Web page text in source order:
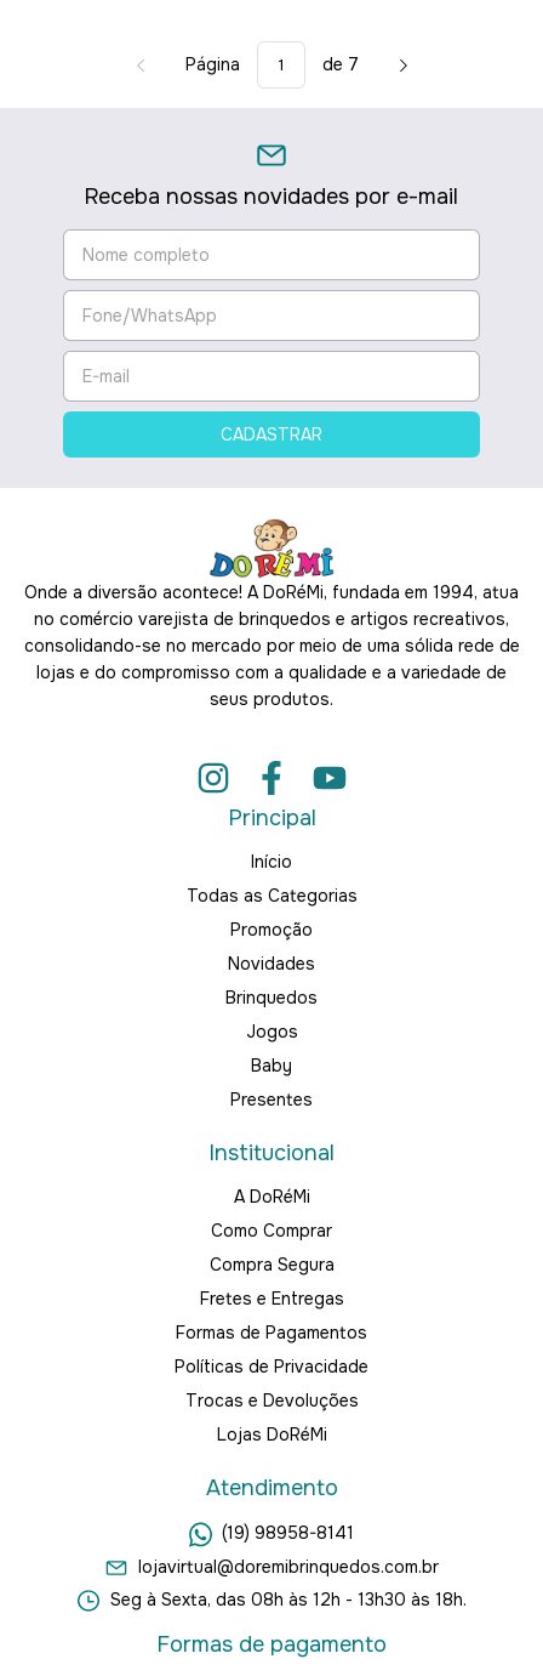
Página de 7
Receba nossas novidades por e-mail
Onde a diversão acontece! A DoRéMi, fundada em 1994, atua
no comércio varejista de brinquedos e artigos recreativos,
consolidando-se no mercado por meio de uma sólida rede de
lojas e do compromisso com a qualidade e a variedade de
seus produtos.
Principal
Início
Todas as Categorias
Promoção
Novidades
Brinquedos
Jogos
Baby
Presentes
Institucional
A DoRéMi
Como Comprar
Compra Segura
Fretes e Entregas
Formas de Pagamentos
Políticas de Privacidade
Trocas e Devoluções
Lojas DoRéMi
Atendimento
(19) 98958-8141
lojavirtual@doremibrinquedos.com.br
Seg à Sexta, das 08h às 12h - 13h30 às 18h.
Formas de pagamento